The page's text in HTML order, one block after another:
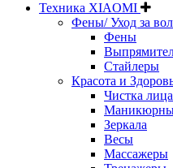
Техника XIAOMI
Фены/ Уход за
Фены
Стайлеры
Красота и
Чистка
Зеркала
Весы
Массажеры